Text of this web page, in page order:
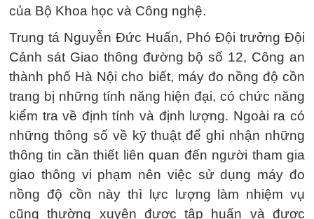
của Bộ Khoa học và Công nghệ.
Trung tá Nguyễn Đức Huấn, Phó Đội trưởng Đội
Cảnh sát Giao thông đường bộ số 12, Công an
thành phố Hà Nội cho biết, máy đo nồng độ cồn
trang bị những tính năng hiện đại, có chức năng
kiểm tra về định tính và định lượng. Ngoài ra có
những thông số về kỹ thuật để ghi nhận những
thông tin cần thiết liên quan đến người tham gia
giao thông vi phạm nên việc sử dụng máy đo
nồng độ cồn này thì lực lượng làm nhiệm vụ
cũng thường xuyên được tập huấn và được